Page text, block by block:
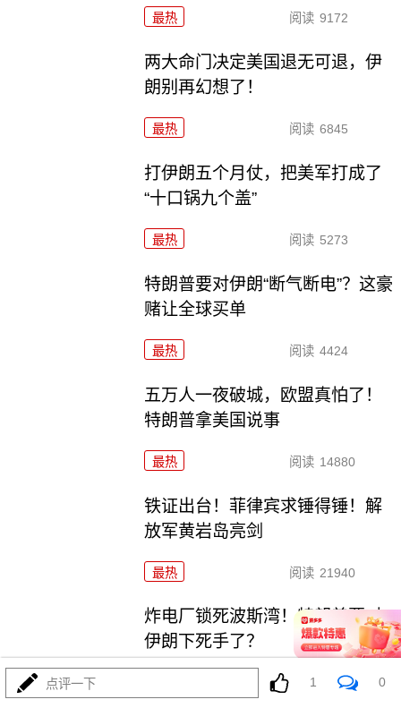
最热 阅读 9172
两大命门决定美国退无可退，伊
朗别再幻想了！
最热 阅读 6845
打伊朗五个月仗，把美军打成了
“十口锅九个盖”
最热 阅读 5273
特朗普要对伊朗“断气断电”？这豪
赌让全球买单
最热 阅读 4424
五万人一夜破城，欧盟真怕了！
特朗普拿美国说事
最热 阅读 14880
铁证出台！菲律宾求锤得锤！解
放军黄岩岛亮剑
最热 阅读 21940
炸电厂锁死波斯湾！特朗普要对
伊朗下死手了？
阅读 8943
点评一下 1 0